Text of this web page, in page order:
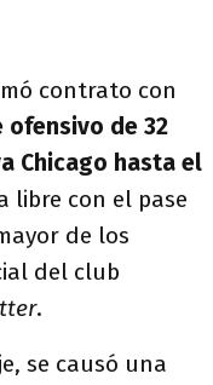
contrato con
ofensivo de 32
Chicago hasta el
libre con el pase
de los
del club
.
se causó una